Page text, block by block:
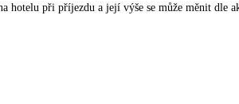
hotelu při příjezdu a její výše se může měnit dle